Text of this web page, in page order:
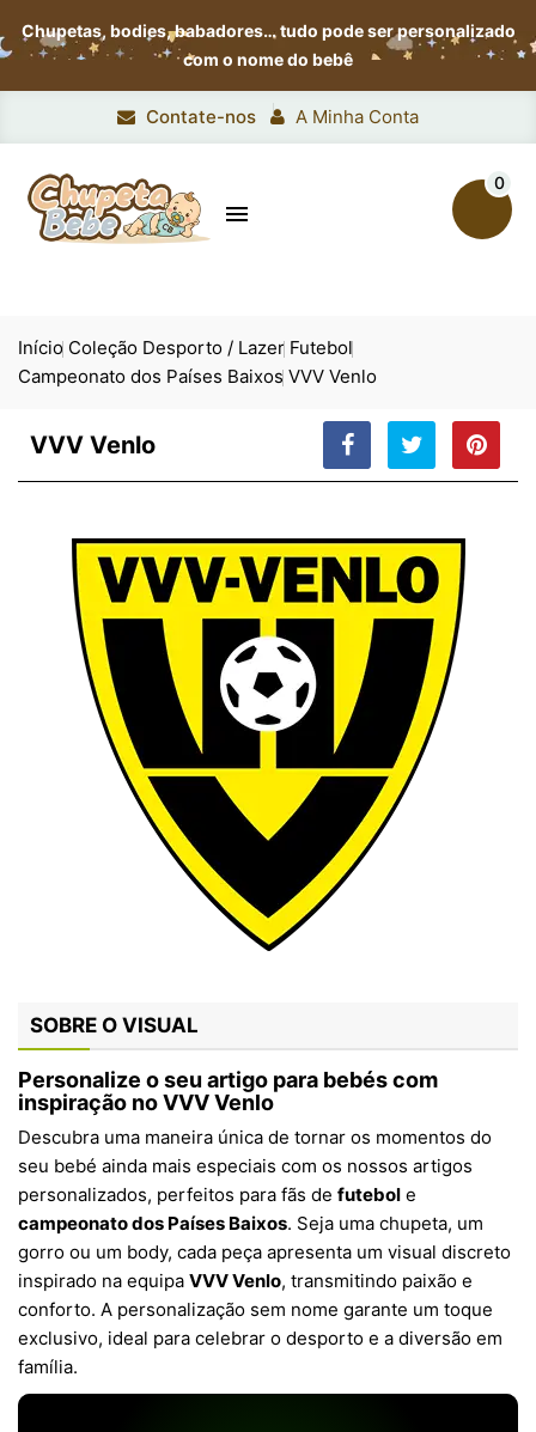
Chupetas, bodies, babadores…tudo pode ser personalizado
com o nome do bebê
Contate-nos A Minha Conta

0
Início Coleção Desporto / Lazer Futebol
Campeonato dos Países Baixos VVV Venlo
VVV Venlo
SOBRE O VISUAL
Personalize o seu artigo para bebés com
inspiração no VVV Venlo
Descubra uma maneira única de tornar os momentos do
seu bebé ainda mais especiais com os nossos artigos
personalizados, perfeitos para fãs de futebol e
campeonato dos Países Baixos. Seja uma chupeta, um
gorro ou um body, cada peça apresenta um visual discreto
inspirado na equipa VVV Venlo, transmitindo paixão e
conforto. A personalização sem nome garante um toque
exclusivo, ideal para celebrar o desporto e a diversão em
família.